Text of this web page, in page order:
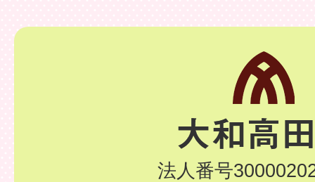
法人番号